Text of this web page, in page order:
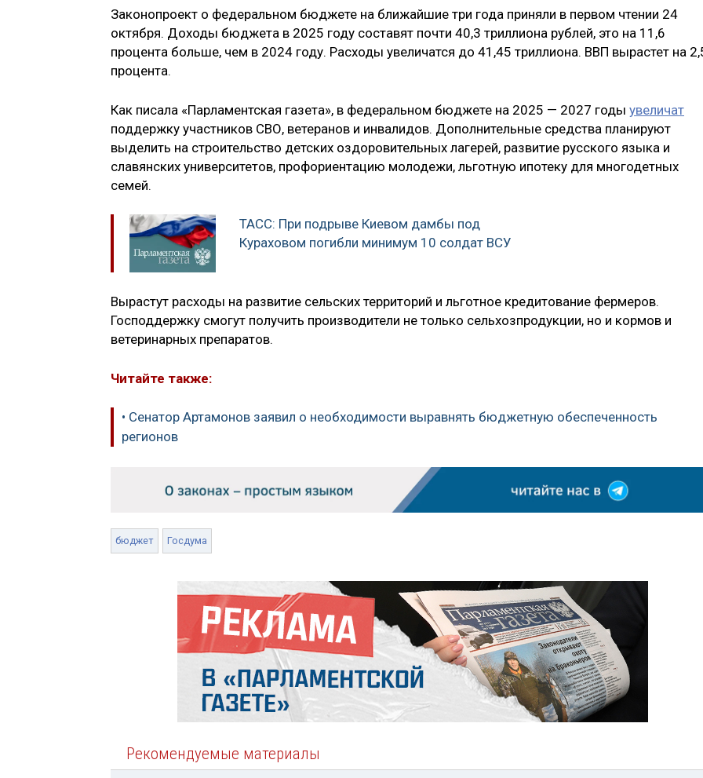
Законопроект о федеральном бюджете на ближайшие три года приняли в первом чтении 24
октября. Доходы бюджета в 2025 году составят почти 40,3 триллиона рублей, это на 11,6
процента больше, чем в 2024 году. Расходы увеличатся до 41,45 триллиона. ВВП вырастет на
процента.
Как писала «Парламентская газета», в федеральном бюджете на 2025 — 2027 годы увеличат
поддержку участников СВО, ветеранов и инвалидов. Дополнительные средства планируют
выделить на строительство детских оздоровительных лагерей, развитие русского языка и
славянских университетов, профориентацию молодежи, льготную ипотеку для многодетных
семей.
ТАСС: При подрыве Киевом дамбы под
Кураховом погибли минимум 10 солдат ВСУ
Вырастут расходы на развитие сельских территорий и льготное кредитование фермеров.
Господдержку смогут получить производители не только сельхозпродукции, но и кормов и
ветеринарных препаратов.
Читайте также:
• Сенатор Артамонов заявил о необходимости выравнять бюджетную обеспеченность
регионов
бюджет Госдума
Рекомендуемые материалы